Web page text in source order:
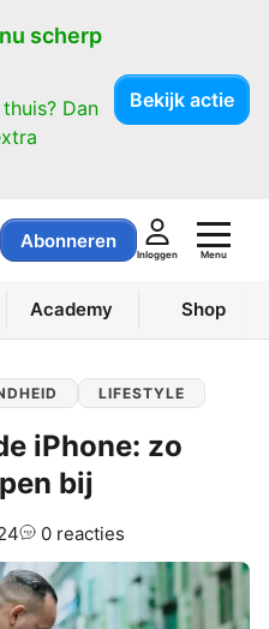
scherp
Dan
Bekijk actie
Abonneren
Inloggen Menu
Academy Shop
LIFESTYLE
iPhone: zo
bij
0 reacties